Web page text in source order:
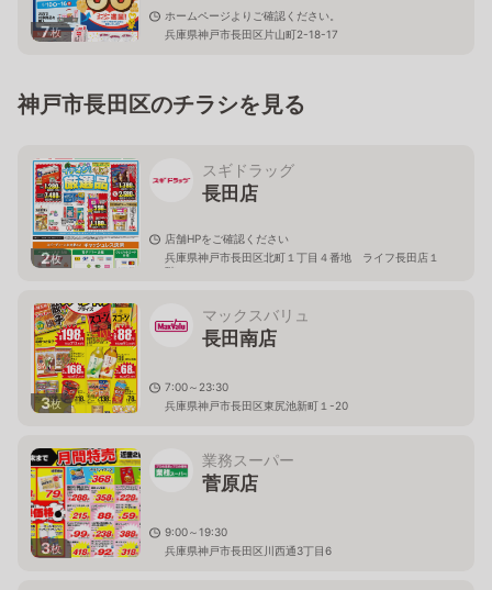
7枚
ホームページよりご確認ください。
兵庫県神戸市長田区片山町2-18-17
神戸市長田区のチラシを見る
2枚
スギドラッグ
長田店
店舗HPをご確認ください
兵庫県神戸市長田区北町１丁目４番地 ライフ長田店１
階
3枚
マックスバリュ
長田南店
7:00～23:30
兵庫県神戸市長田区東尻池新町１-20
3枚
業務スーパー
菅原店
9:00～19:30
兵庫県神戸市長田区川西通3丁目6